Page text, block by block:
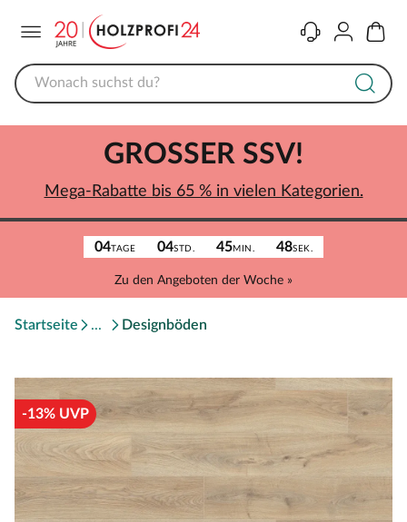
KontaktKonto
04TAGE 04STD. 45MIN. 48SEK.
Zu den Angeboten der Woche »
GROSSER SSV!
Mega-Rabatte bis 65 % in vielen Kategorien.
Startseite Designböden
-13% UVP